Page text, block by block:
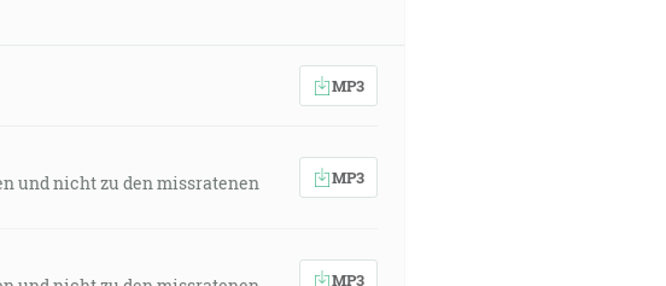
MP3
und nicht zu den missratenen
MP3
MP3